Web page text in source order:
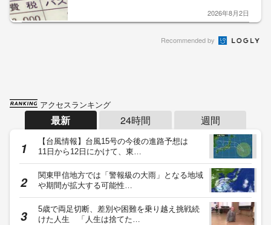
2026年8月2日
Recommended by
アクセスランキング
最新 24時間 週間
【台風情報】台風15号の今後の進路予想は
11日から12日にかけて、東…
関東甲信地方では「警報級の大雨」となる地域
や期間が拡大する可能性…
5歳で両足切断、差別や困難を乗り越え挑戦続
けた人生 「人生は捨てた…